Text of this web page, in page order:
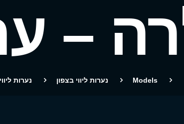
–
Models נערות ליווי בצפון נערות